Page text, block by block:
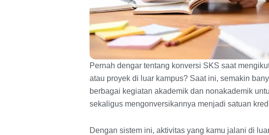
Pernah dengar tentang konversi SKS saat
atau proyek di luar kampus? Saat ini, semakin
berbagai kegiatan akademik dan nonakademik
sekaligus mengonversikannya menjadi satuan
Dengan sistem ini, aktivitas yang kamu jalani di